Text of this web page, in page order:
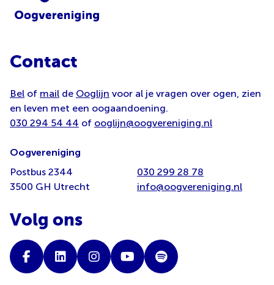
Contact
Bel of mail de Ooglijn voor al je vragen over ogen, zien
en leven met een oogaandoening.
030 294 54 44 of ooglijn@oogvereniging.nl
Oogvereniging
Postbus 2344
3500 GH Utrecht
030 299 28 78
info@oogvereniging.nl
Volg ons